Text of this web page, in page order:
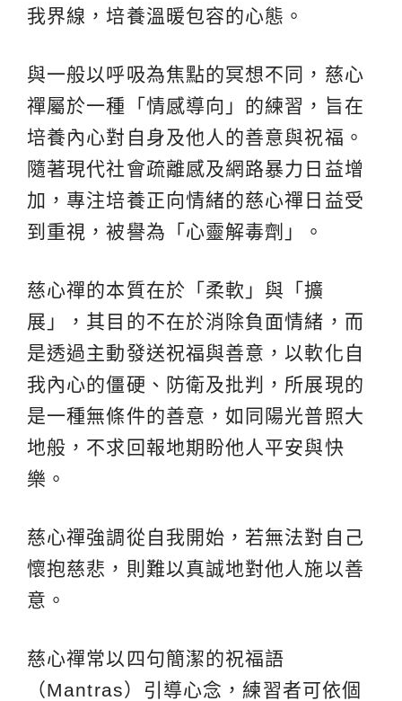
我界線，培養溫暖包容的心態。
與一般以呼吸為焦點的冥想不同，慈心
禪屬於一種「情感導向」的練習，旨在
培養內心對自身及他人的善意與祝福。
隨著現代社會疏離感及網路暴力日益增
加，專注培養正向情緒的慈心禪日益受
到重視，被譽為「心靈解毒劑」。
慈心禪的本質在於「柔軟」與「擴
展」，其目的不在於消除負面情緒，而
是透過主動發送祝福與善意，以軟化自
我內心的僵硬、防衛及批判，所展現的
是一種無條件的善意，如同陽光普照大
地般，不求回報地期盼他人平安與快
樂。
慈心禪強調從自我開始，若無法對自己
懷抱慈悲，則難以真誠地對他人施以善
意。
慈心禪常以四句簡潔的祝福語
（Mantras）引導心念，練習者可依個